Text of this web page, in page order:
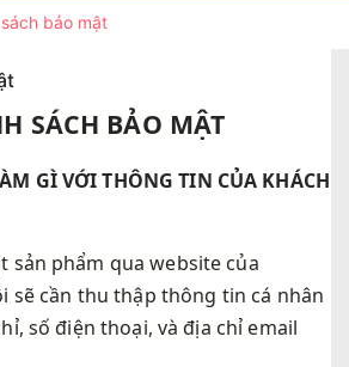
bảo mật
SÁCH BẢO MẬT
GÌ VỚI THÔNG TIN CỦA KHÁCH
sản phẩm qua website của
sẽ cần thu thập thông tin cá nhân
số điện thoại, và địa chỉ email